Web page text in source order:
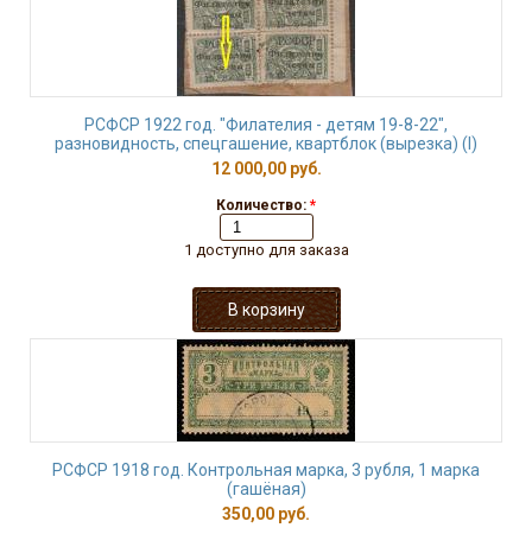
РСФСР 1922 год. "Филателия - детям 19-8-22",
разновидность, спецгашение, квартблок (вырезка) (I)
12 000,00 руб.
Количество: *
1 доступно для заказа
РСФСР 1918 год. Контрольная марка, 3 рубля, 1 марка
(гашёная)
350,00 руб.